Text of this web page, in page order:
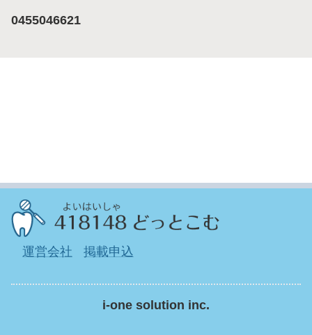
0455046621
運営会社 掲載申込
i-one solution inc.